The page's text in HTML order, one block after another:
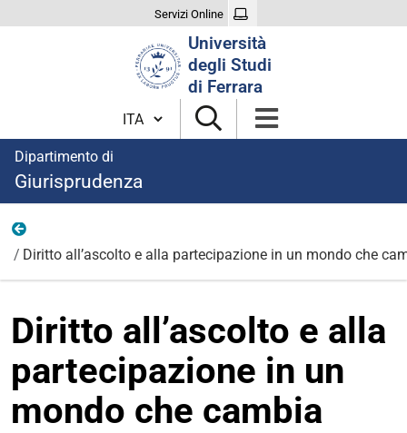
Servizi Online
Università
degli Studi
di Ferrara
Cambia lingua
Dipartimento di
Giurisprudenza
Diritto all’ascolto e alla partecipazione in un mondo che
Diritto all’ascolto e alla
partecipazione in un
mondo che cambia